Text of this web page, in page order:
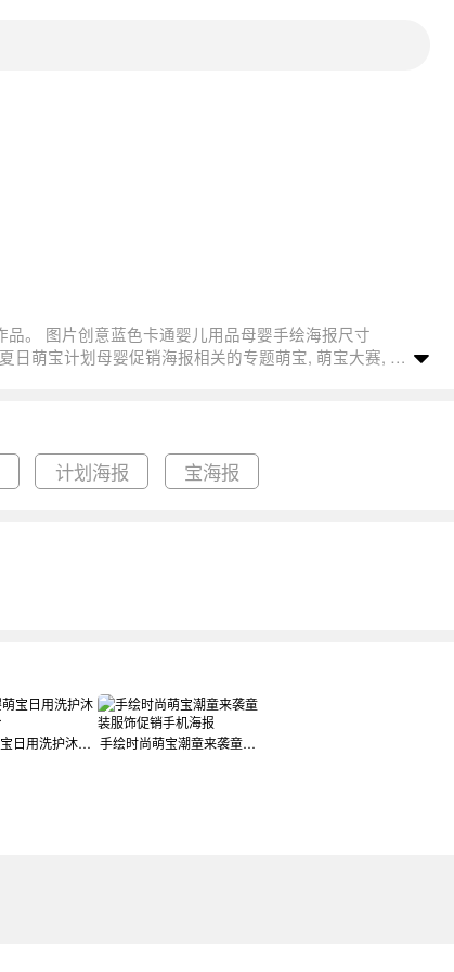
计划海报 宝海报
粉色母婴萌宝日用洗护沐浴露banner 手绘时尚萌宝潮童来袭童装服饰促销手机海报